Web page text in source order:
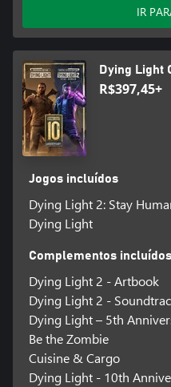
IR
Dying Light
R$397,45+
Jogos incluídos
Dying Light 2: Stay
Dying Light
Complementos incluídos
Dying Light 2 - Artbook
Dying Light 2 -
Dying Light – 5th
Be the Zombie
Cuisine & Cargo
Dying Light - 10th